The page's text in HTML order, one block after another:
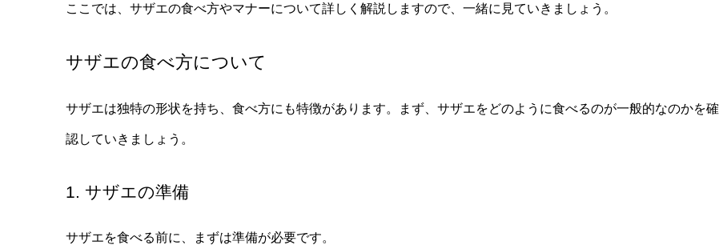
ここでは、サザエの食べ方やマナーについて詳しく解説しますので、一緒に見ていきましょう。
サザエの食べ方について
サザエは独特の形状を持ち、食べ方にも特徴があります。まず、サザエをどのように食べるのが一般的なのかを確
認していきましょう。
1. サザエの準備
サザエを食べる前に、まずは準備が必要です。